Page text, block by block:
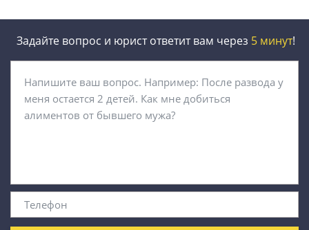
Задайте вопрос и юрист ответит вам через 5 минут!